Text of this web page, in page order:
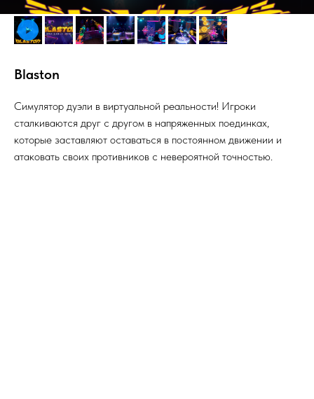
Blaston
Симулятор дуэли в виртуальной реальности! Игроки
сталкиваются друг с другом в напряженных поединках,
которые заставляют оставаться в постоянном движении и
атаковать своих противников с невероятной точностью.